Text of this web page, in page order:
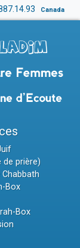
Canada
de prière)
Chabbath
Box
Box